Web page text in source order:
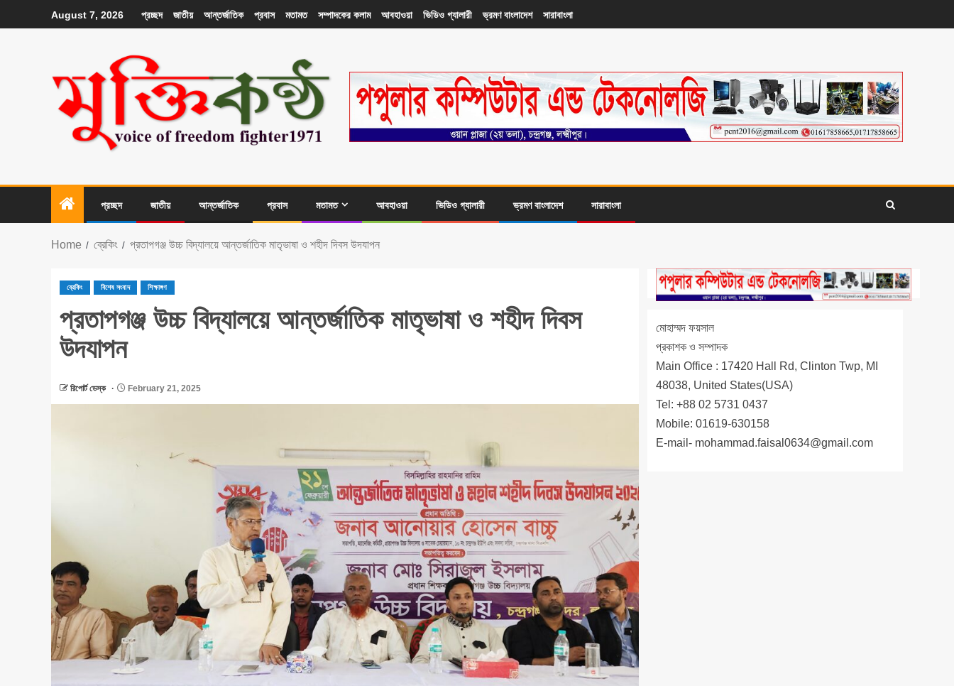
August 7, 2026 প্রচ্ছদ জাতীয় আন্তর্জাতিক প্রবাস মতামত সম্পাদকের কলাম আবহাওয়া ভিডিও গ্যালারী ভ্রমণ বাংলাদেশ সারাবাংলা
প্রচ্ছদ জাতীয় আন্তর্জাতিক প্রবাস মতামত আবহাওয়া ভিডিও গ্যালারী ভ্রমণ বাংলাদেশ সারাবাংলা
Home ব্রেকিং প্রতাপগঞ্জ উচ্চ বিদ্যালয়ে আন্তর্জাতিক মাতৃভাষা ও শহীদ দিবস উদযাপন
ব্রেকিং বিশেষ সংবাদ শিক্ষাঙ্গণ
প্রতাপগঞ্জ উচ্চ বিদ্যালয়ে আন্তর্জাতিক মাতৃভাষা ও শহীদ দিবস
উদযাপন
রিপোর্ট ডেস্ক February 21, 2025
মোহাম্মদ ফয়সাল
প্রকাশক ও সম্পাদক
Main Office : 17420 Hall Rd, Clinton Twp, MI
48038, United States(USA)
Tel: +88 02 5731 0437
Mobile: 01619-630158
E-mail- mohammad.faisal0634@gmail.com